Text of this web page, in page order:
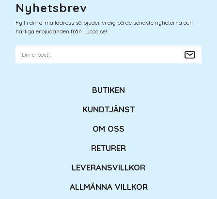
Nyhetsbrev
Fyll i din e-mailadress så bjuder vi dig på de senaste nyheterna och
härliga erbjudanden från Lucca.se!
BUTIKEN
KUNDTJÄNST
OM OSS
RETURER
LEVERANSVILLKOR
ALLMÄNNA VILLKOR